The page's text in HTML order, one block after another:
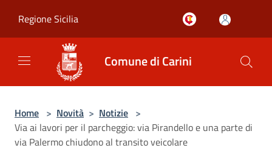
Regione Sicilia
Comune di Carini
Home > Novità > Notizie >
Via ai lavori per il parcheggio: via Pirandello e una parte di
via Palermo chiudono al transito veicolare